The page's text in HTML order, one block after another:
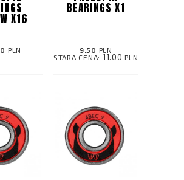
X16
PLN
BEARINGS X1
9.50 PLN
STARA CENA:11.00PLN